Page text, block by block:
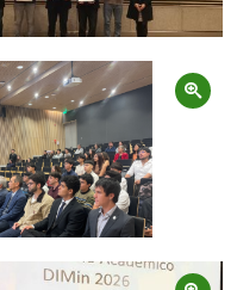
Zoom
Zoom